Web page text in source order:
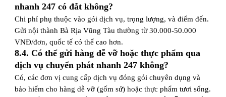
nhanh 247 có đắt không?
Chi phí phụ thuộc vào gói dịch vụ, trọng lượng, và điểm đến.
Gửi nội thành Bà Rịa Vũng Tàu thường từ 30.000-50.000
VNĐ/đơn, quốc tế có thể cao hơn.
8.4. Có thể gửi hàng dễ vỡ hoặc thực phẩm qua
dịch vụ chuyển phát nhanh 247 không?
Có, các đơn vị cung cấp dịch vụ đóng gói chuyên dụng và
bảo hiểm cho hàng dễ vỡ (gốm sứ) hoặc thực phẩm tươi sống.